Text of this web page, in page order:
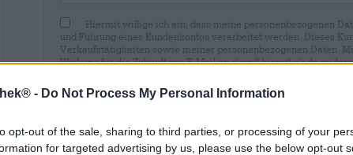
- Do Not Process My Personal Information
opt-out of the sale, sharing to third parties, or processing of your
for targeted advertising by us, please use the below opt-out
Hiermit willige ich ein, dass meine personenbezogenen
und Führung eines Kundenkontos verarbeitet werden. Dieses
Verkaufstätigkeiten sowie meiner personenbezogenen Daten.
Wirkung für die Zukunft per E-Mail an shop@bierothek.de
durch den Widerruf der Einwilligung die Rechtmäßigkeit der
Verarbeitung nicht berührt wird. Weitere Informationen finden